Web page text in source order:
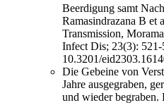
Beerdigung samt
Ramasindrazana B et
Transmission,
Infect Dis; 23(3):
10.3201/
Die Gebeine von
Jahre ausgegraben,
und wieder